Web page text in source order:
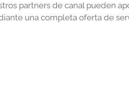
partners de canal pueden
una completa oferta de